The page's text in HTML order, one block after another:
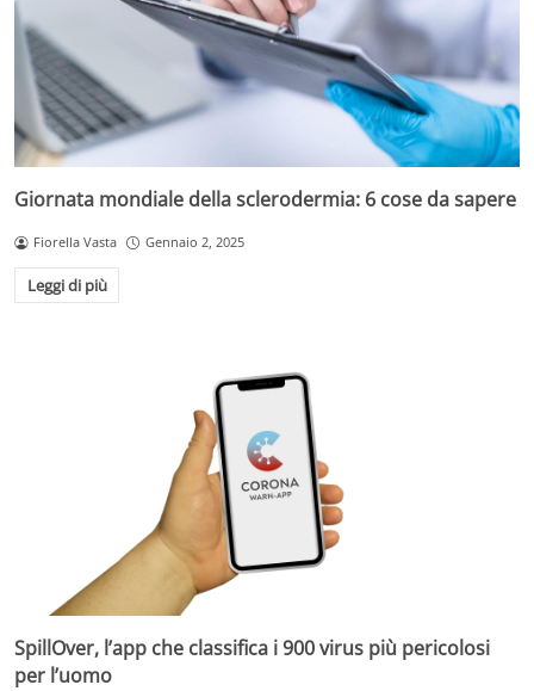
Giornata mondiale della sclerodermia: 6 cose da sapere
Fiorella Vasta Gennaio 2, 2025
Leggi di più
SpillOver, l’app che classifica i 900 virus più pericolosi
per l’uomo